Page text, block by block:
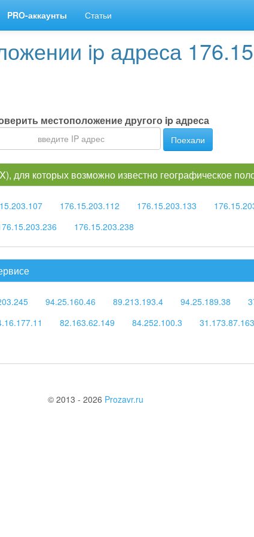
PRO-аккаунты Статьи
ip адреса
местоположение другого ip адреса
Поехали
для которых возможно известно географическое
176.15.203.112 176.15.203.133
176.15.203.238
94.25.160.46 89.213.193.4 94.25.189.38
82.163.62.149 84.252.100.3 31.173.87.163
© 2013 - 2026 Prozavr.ru